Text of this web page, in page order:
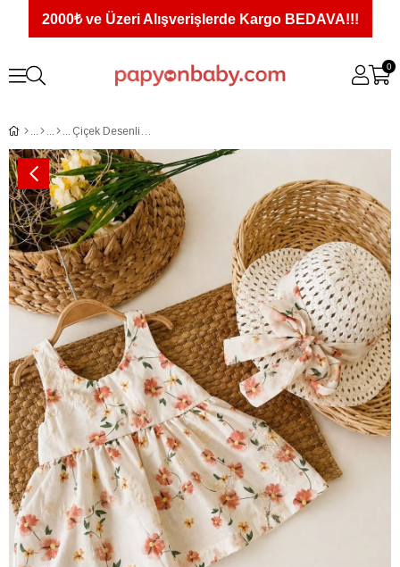
2000₺ ve Üzeri Alışverişlerde Kargo BEDAVA!!!
0
Çiçek Desenli Kendinden Nakışlı Şapkalı Kız Bebek Elbise (6-9/9-12/12-18/18-24 Ay)